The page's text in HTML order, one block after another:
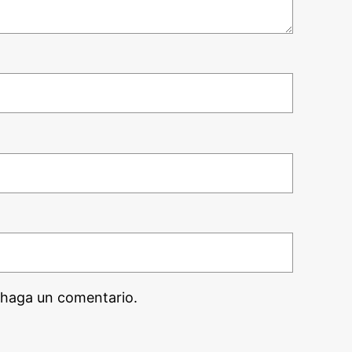
un comentario.